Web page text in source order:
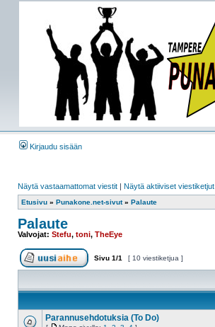
Kirjaudu sisään
Näytä vastaamattomat viestit | Näytä aktiiviset viestiketjut
Etusivu » Punakone.net-sivut» Palaute
Palaute
Valvojat: Stefu, toni, TheEye
Sivu 1/1 [ 10 viestiketjua ]
Parannusehdotuksia (To Do)